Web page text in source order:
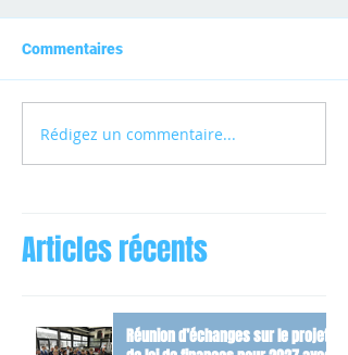
Commentaires
Rédigez un commentaire...
Articles récents
Réunion d’échanges sur le projet